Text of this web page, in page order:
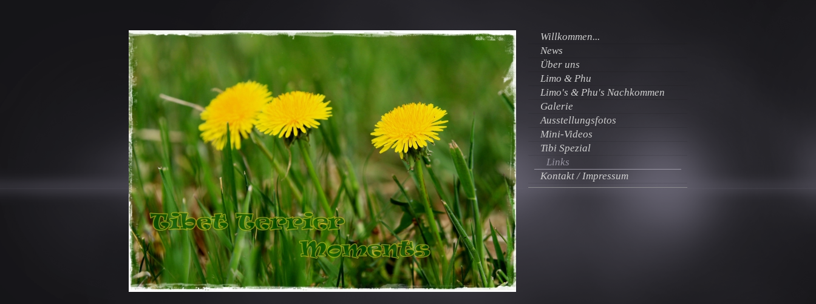
Willkommen...
News
Über uns
Limo & Phu
Limo's & Phu's Nachkommen
Galerie
Ausstellungsfotos
Mini-Videos
Tibi Spezial
Links
Kontakt / Impressum